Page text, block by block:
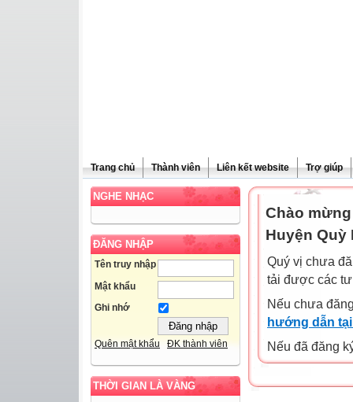
Trang chủ Thành viên Liên kết website Trợ giúp
NGHE NHẠC
ĐĂNG NHẬP
Tên truy nhập
Mật khẩu
Ghi nhớ
Quên mật khẩu ĐK thành viên
THỜI GIAN LÀ VÀNG
Chào
Huyện Quỳ
Quý vị chưa
tải được các
Nếu chưa
hướng dẫn
Nếu đã đăng